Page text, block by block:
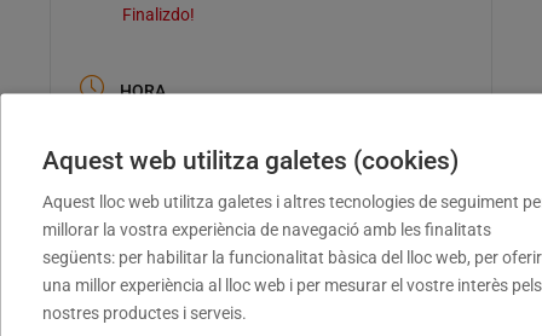
Finalizdo!
HORA
CATEGORÍA
Ciutat del Bàsquet Català
Aquest web utilitza galetes (cookies)
Aquest lloc web utilitza galetes i altres tecnologies de seguiment
millorar la vostra experiència de navegació amb les finalitats
següents: per habilitar la funcionalitat bàsica del lloc web, per oferir
una millor experiència al lloc web i per mesurar el vostre interès pels
nostres productes i serveis.